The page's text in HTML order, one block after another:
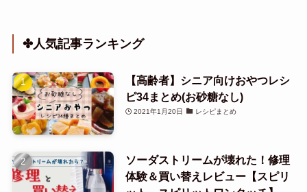
✤人気記事ランキング
【高齢者】シニア向けおやつレシ
ピ34まとめ(お砂糖なし)
2021年1月20日 レシピまとめ
ソーダストリームが壊れた！修理
体験＆買い替えレビュー【スピリ